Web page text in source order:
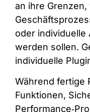
an ihre
oder
werden sollen.
individuelle
Während fertige
Funktionen,